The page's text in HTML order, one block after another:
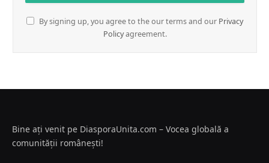
By signing up, you agree to the our terms and our Privacy
Policyagreement.
Bine ați venit pe DiasporaUnita.com – Vocea globală a
comunității românești!